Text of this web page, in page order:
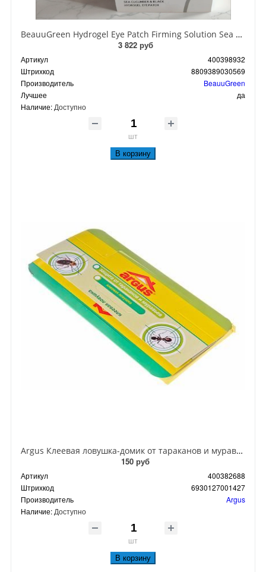
BeauuGreen Hydrogel Eye Patch Firming Solution Sea Cocumber & Black Гидрогелевые патчи для кожи вокруг глаз с экстрактом черного морского огурца 60 шт 90 гр
3 822 руб
Артикул
400398932
Штрихкод
8809389030569
Производитель
BeauuGreen
Лучшее
да
Наличие: Доступно
шт
В корзину
Argus Клеевая ловушка-домик от тараканов и муравьев
150 руб
Артикул
400382688
Штрихкод
6930127001427
Производитель
Argus
Наличие: Доступно
шт
В корзину